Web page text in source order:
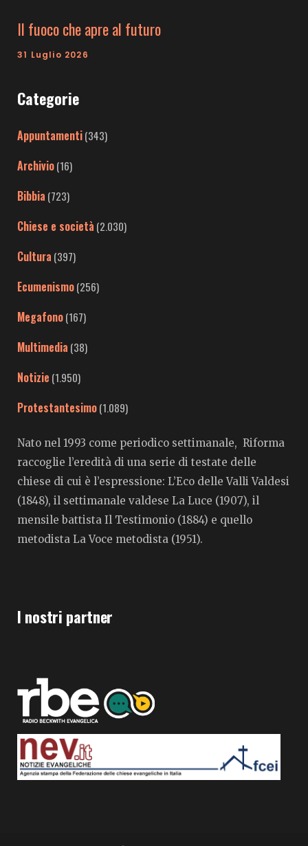
Il fuoco che apre al futuro
31 Luglio 2026
Categorie
Appuntamenti(343)
Archivio(16)
Bibbia (723)
Chiese e società (2.030)
Cultura (397)
Ecumenismo(256)
Megafono(167)
Multimedia (38)
Notizie (1.950)
Protestantesimo(1.089)
Nato nel 1993 come periodico settimanale, Riforma
raccoglie l’eredità di una serie di testate delle
chiese di cui è l’espressione: L’Eco delle Valli Valdesi
(1848), il settimanale valdese La Luce (1907), il
mensile battista Il Testimonio (1884) e quello
metodista La Voce metodista (1951).
I nostri partner